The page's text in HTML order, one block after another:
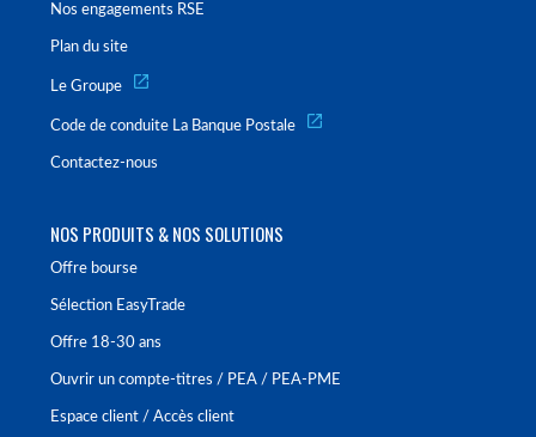
Nos engagements RSE
Plan du site
Le Groupe
Code de conduite La Banque Postale
Contactez-nous
NOS PRODUITS & NOS SOLUTIONS
Offre bourse
Sélection EasyTrade
Offre 18-30 ans
Ouvrir un compte-titres / PEA / PEA-PME
Espace client / Accès client